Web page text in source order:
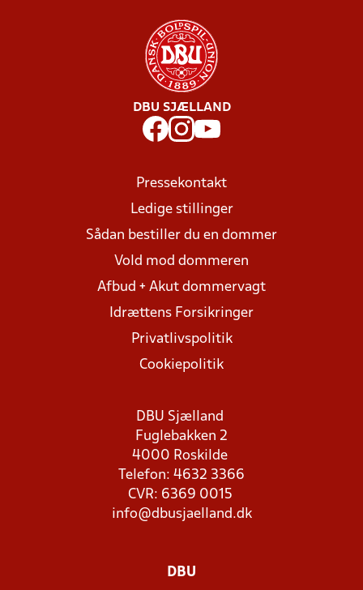
DBU SJÆLLAND
Pressekontakt
Ledige stillinger
Sådan bestiller du en dommer
Vold mod dommeren
Afbud + Akut dommervagt
Idrættens Forsikringer
Privatlivspolitik
Cookiepolitik
DBU Sjælland
Fuglebakken 2
4000 Roskilde
Telefon: 4632 3366
CVR: 6369 0015
info@dbusjaelland.dk
DBU